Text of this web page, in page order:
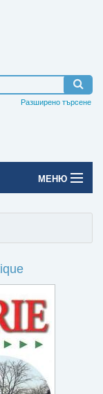
Разширено търсене
МЕНЮ